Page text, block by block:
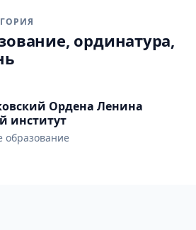
ординатура,
Ордена Ленина
институт
образование